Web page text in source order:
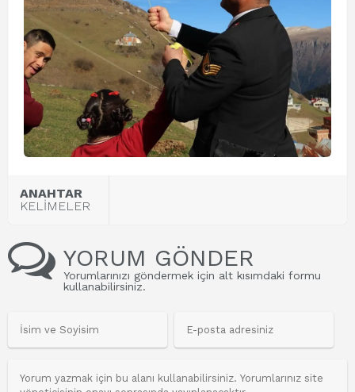
ANAHTAR
KELİMELER
YORUM GÖNDER
Yorumlarınızı göndermek için alt kısımdaki formu
kullanabilirsiniz.